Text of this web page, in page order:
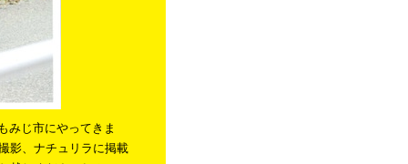
みじ市にやってきま
影、ナチュリラに掲載